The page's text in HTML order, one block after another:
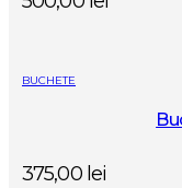
BUCHETE
375,00 lei